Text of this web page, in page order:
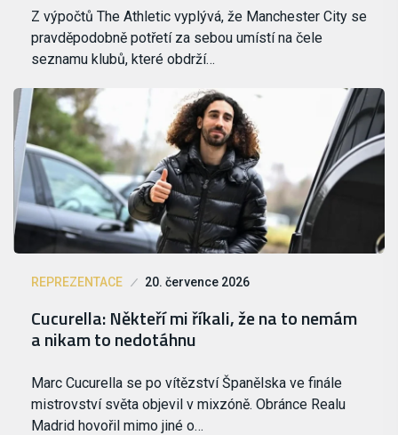
Z výpočtů The Athletic vyplývá, že Manchester City se
pravděpodobně potřetí za sebou umístí na čele
seznamu klubů, které obdrží…
REPREZENTACE 20. července 2026
Cucurella: Někteří mi říkali, že na to nemám
a nikam to nedotáhnu
Marc Cucurella se po vítězství Španělska ve finále
mistrovství světa objevil v mixzóně. Obránce Realu
Madrid hovořil mimo jiné o…